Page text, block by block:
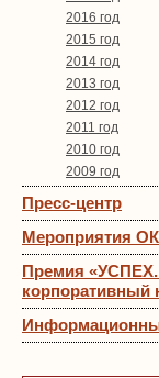
2016 год
2015 год
2014 год
2013 год
2012 год
2011 год
2010 год
2009 год
Пресс-центр
Мероприятия
Премия
корпоративный